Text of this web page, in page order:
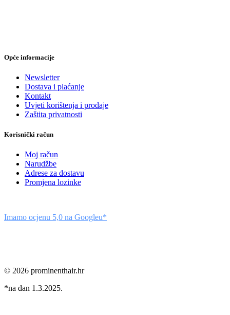
Opće informacije
Newsletter
Dostava i plaćanje
Kontakt
Uvjeti korištenja i prodaje
Zaštita privatnosti
Korisnički račun
Moj račun
Narudžbe
Adrese za dostavu
Promjena lozinke
Imamo ocjenu 5,0 na Googleu*
© 2026 prominenthair.hr
*na dan 1.3.2025.